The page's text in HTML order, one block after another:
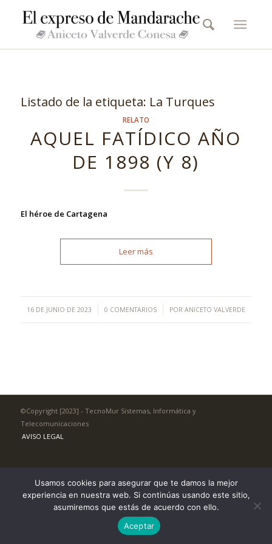
Listado de la etiqueta: La Turques
RELATO
AQUEL FATÍDICO AÑO
DE 1898 (Y 8)
El héroe de Cartagena
Leer más
16 DE JUNIO DE 2023
/ 0 COMENTARIOS
/ POR ANICETO VALVERDE
©Copyright [2023] - TecnoMur Sistemas, Informática y
Telecomunicaciones
AVISO LEGAL
Usamos cookies para asegurar que te damos la mejor
experiencia en nuestra web. Si continúas usando este sitio,
asumiremos que estás de acuerdo con ello.
Aceptar